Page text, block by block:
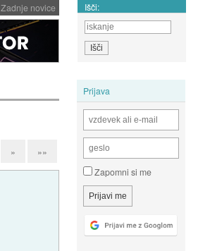
Zadnje novice Išči:
Prijava
Zapomni si me
» »»